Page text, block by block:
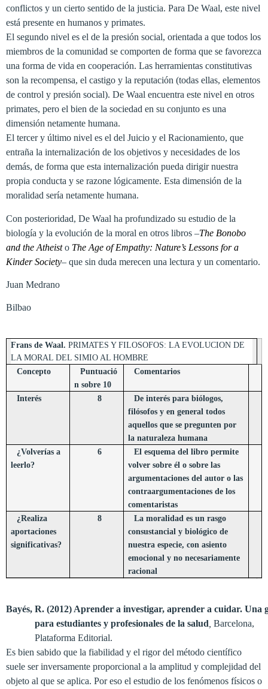
conflictos y un cierto sentido de la justicia. Para De Waal, este nivel
está presente en humanos y primates.
El segundo nivel es el de la presión social, orientada a que todos los
miembros de la comunidad se comporten de forma que se favorezca
una forma de vida en cooperación. Las herramientas constitutivas
son la recompensa, el castigo y la reputación (todas ellas, elementos
de control y presión social). De Waal encuentra este nivel en otros
primates, pero el bien de la sociedad en su conjunto es una
dimensión netamente humana.
El tercer y último nivel es el del Juicio y el Racionamiento, que
entraña la internalización de los objetivos y necesidades de los
demás, de forma que esta internalización pueda dirigir nuestra
propia conducta y se razone lógicamente. Esta dimensión de la
moralidad sería netamente humana.
Con posterioridad, De Waal ha profundizado su estudio de la
biología y la evolución de la moral en otros libros –The Bonobo
and the Atheisto The Age of Empathy: Nature’s Lessons for a
Kinder Society– que sin duda merecen una lectura y un comentario.
Juan Medrano
Bilbao
Frans de Waal.PRIMATES Y FILOSOFOS:LA EVOLUCION DE
LA MORAL DEL SIMIO AL HOMBRE
Concepto
Puntuació
n sobre 10
Comentarios
Interés 8
De interés para biólogos,
filósofos y en general todos
aquellos que se pregunten por
la naturaleza humana
¿Volverías a
leerlo?
6
El esquema del libro permite
volver sobre él o sobre las
argumentaciones del autor o las
contraargumentaciones de los
comentaristas
¿Realiza
aportaciones
significativas?
8
La moralidad es un rasgo
consustancial y biológico de
nuestra especie, con asiento
emocional y no necesariamente
racional
Bayés, R. (2012) Aprender a investigar, aprender a cuidar. Una
para estudiantes y profesionales de la salud Barcelona,
Plataforma Editorial.
Es bien sabido que la fiabilidad y el rigor del método científico
suele ser inversamente proporcional a la amplitud y complejidad del
objeto al que se aplica. Por eso el estudio de los fenómenos físicos o